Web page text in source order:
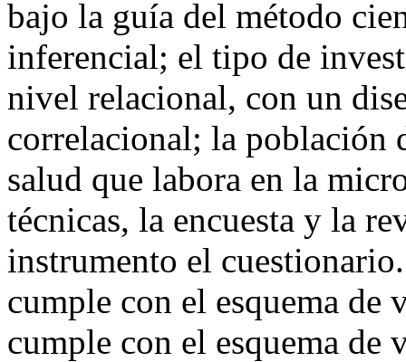
bajo la guía del método
inferencial; el tipo de
nivel relacional, con un
correlacional; la población
salud que labora en la
técnicas, la encuesta y la
instrumento el
cumple con el esquema de
cumple con el esquema de